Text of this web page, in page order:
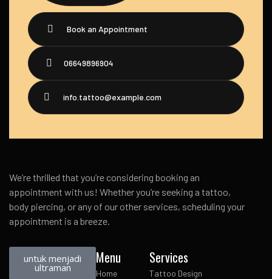
Book an Appointment
06649896904
info.tattoo@example.com
We’re thrilled that you’re considering booking an
appointment with us! Whether you’re seeking a tattoo,
body piercing, or any of our other services, scheduling your
appointment is a breeze.
untuk menjadi
ultraman
Menu
Home
Services
Tattoo Design